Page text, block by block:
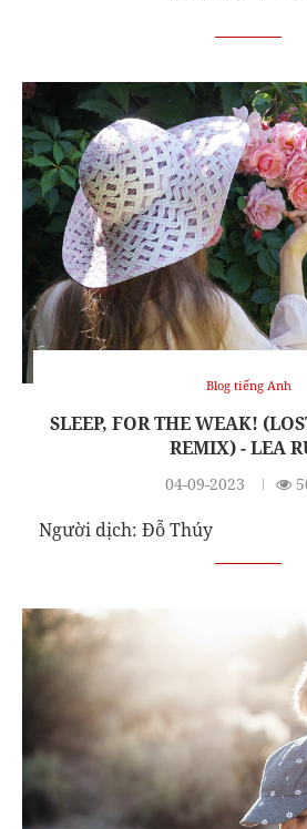
Blog tiếng Anh
SLEEP, FOR THE WEAK!
REMIX) - LEA
04-09-2023
Người dịch: Đỗ Thúy